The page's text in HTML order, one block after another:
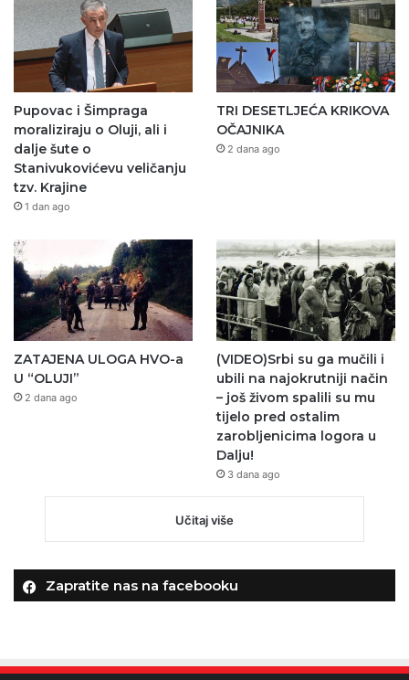
Pupovac i Šimpraga
moraliziraju o Oluji, ali i
dalje šute o
Stanivukovićevu veličanju
tzv. Krajine
1 dan ago
TRI DESETLJEĆA KRIKOVA
OČAJNIKA
2 dana ago
ZATAJENA ULOGA HVO-a
U “OLUJI”
2 dana ago
(VIDEO)Srbi su ga mučili i
ubili na najokrutniji način
– još živom spalili su mu
tijelo pred ostalim
zarobljenicima logora u
Dalju!
3 dana ago
Učitaj više
Zapratite nas na facebooku